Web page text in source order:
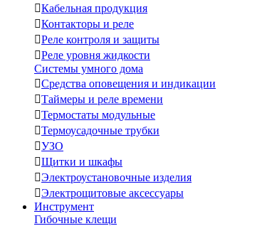
Кабельная продукция
Контакторы и реле
Реле контроля и защиты
Реле уровня жидкости
Системы умного дома
Средства оповещения и индикации
Таймеры и реле времени
Термостаты модульные
Термоусадочные трубки
УЗО
Щитки и шкафы
Электроустановочные изделия
Электрощитовые аксессуары
Инструмент
Гибочные клещи